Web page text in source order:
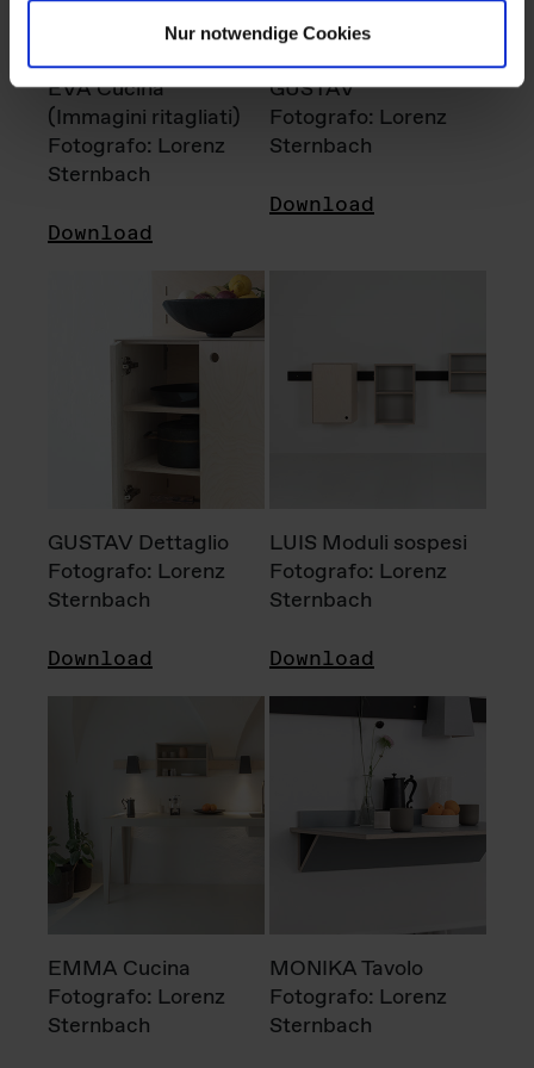
Nur notwendige Cookies
EVA Cucina
(Immagini ritagliati)
Fotografo: Lorenz
Sternbach
Download
GUSTAV
Fotografo: Lorenz
Sternbach
Download
GUSTAV Dettaglio
Fotografo: Lorenz
Sternbach
Download
LUIS Moduli sospesi
Fotografo: Lorenz
Sternbach
Download
EMMA Cucina
Fotografo: Lorenz
Sternbach
MONIKA Tavolo
Fotografo: Lorenz
Sternbach